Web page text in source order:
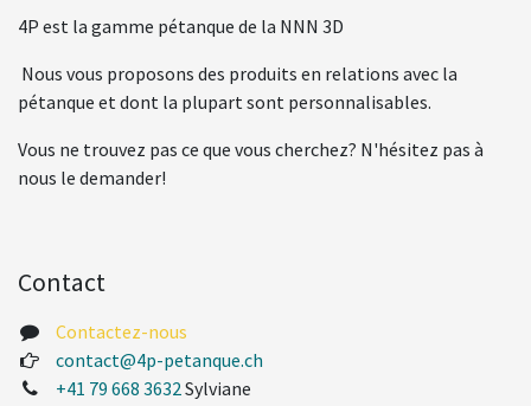
4P est la gamme pétanque de la NNN 3D
Nous vous proposons des produits en relations avec la
pétanque et dont la plupart sont personnalisables.
Vous ne trouvez pas ce que vous cherchez? N'hésitez pas à
nous le demander!
Contact
Contactez-nous
contact@4p-petanque.ch
+41 79 668 3632 Sylviane